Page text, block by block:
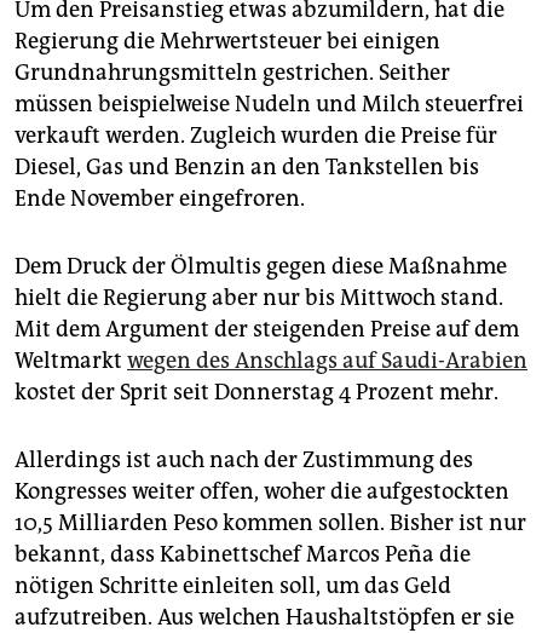
Um den Preisanstieg etwas abzumildern, hat die
Regierung die Mehrwertsteuer bei einigen
Grundnahrungsmitteln gestrichen. Seither
müssen beispielweise Nudeln und Milch steuerfrei
verkauft werden. Zugleich wurden die Preise für
Diesel, Gas und Benzin an den Tankstellen bis
Ende November eingefroren.
Dem Druck der Ölmultis gegen diese Maßnahme
hielt die Regierung aber nur bis Mittwoch stand.
Mit dem Argument der steigenden Preise auf dem
Weltmarkt wegen des Anschlags auf Saudi-Arabien
kostet der Sprit seit Donnerstag 4 Prozent mehr.
Allerdings ist auch nach der Zustimmung des
Kongresses weiter offen, woher die aufgestockten
10,5 Milliarden Peso kommen sollen. Bisher ist nur
bekannt, dass Kabinettschef Marcos Peña die
nötigen Schritte einleiten soll, um das Geld
aufzutreiben. Aus welchen Haushaltstöpfen er sie